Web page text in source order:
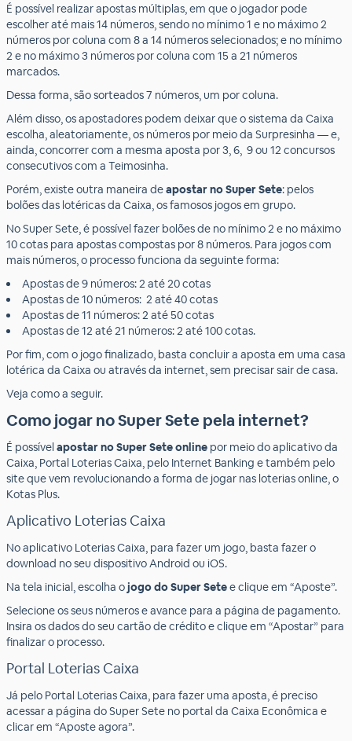
É possível realizar apostas múltiplas, em que o jogador pode
escolher até mais 14 números, sendo no mínimo 1 e no máximo 2
números por coluna com 8 a 14 números selecionados; e no mínimo
2 e no máximo 3 números por coluna com 15 a 21 números
marcados.
Dessa forma, são sorteados 7 números, um por coluna.
Além disso, os apostadores podem deixar que o sistema da Caixa
escolha, aleatoriamente, os números por meio da Surpresinha — e,
ainda, concorrer com a mesma aposta por 3, 6, 9 ou 12 concursos
consecutivos com a Teimosinha.
Porém, existe outra maneira deapostar no Super Sete: pelos
bolões das lotéricas da Caixa, os famosos jogos em grupo.
No Super Sete, é possível fazer bolões de no mínimo 2 e no máximo
10 cotas para apostas compostas por 8 números. Para jogos com
mais números, o processo funciona da seguinte forma:
Apostas de 9 números: 2 até 20 cotas
Apostas de 10 números: 2 até 40 cotas
Apostas de 11 números: 2 até 50 cotas
Apostas de 12 até 21 números: 2 até 100 cotas.
Por fim, com o jogo finalizado, basta concluir a aposta em uma casa
lotérica da Caixa ou através da internet, sem precisar sair de casa.
Veja como a seguir.
Como jogar no Super Sete pela internet?
É possível apostar no Super Sete online por meio do aplicativo da
Caixa, Portal Loterias Caixa, pelo Internet Banking e também pelo
site que vem revolucionando a forma de jogar nas loterias online, o
Kotas Plus.
Aplicativo Loterias Caixa
No aplicativo Loterias Caixa, para fazer um jogo, basta fazer o
download no seu dispositivo Android ou iOS.
Na tela inicial, escolha ojogo do Super Setee clique em “Aposte”.
Selecione os seus números e avance para a página de pagamento.
Insira os dados do seu cartão de crédito e clique em “Apostar” para
finalizar o processo.
Portal Loterias Caixa
Já pelo Portal Loterias Caixa, para fazer uma aposta, é preciso
acessar a página do Super Sete no portal da Caixa Econômica e
clicar em “Aposte agora”.